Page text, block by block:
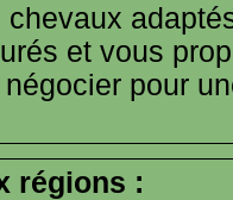
et vous
pour
régions :